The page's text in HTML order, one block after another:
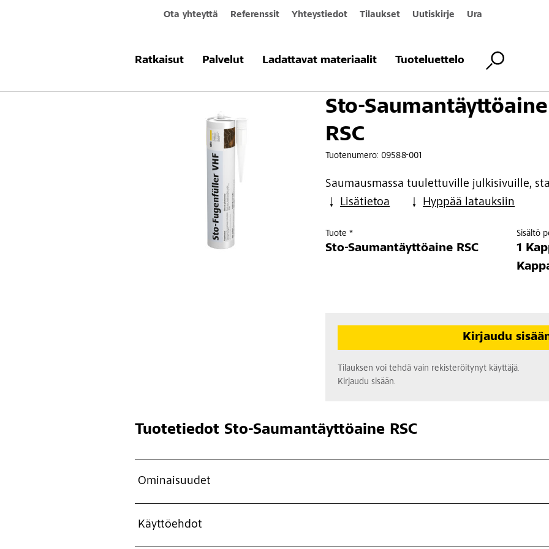
Ota yhteyttä Referenssit Yhteystiedot Tilaukset Uutiskirje Ura
Ratkaisut Palvelut Ladattavat materiaalit Tuoteluettelo
Tuotteet & järjestelmät Sto-Saumantäyttöaine RSC
Sto-Saumantäyttöaine
RSC
Tuotenumero: 09588-001
Saumausmassa tuulettuville julkisivuille,
Lisätietoa
Hyppää latauksiin
Tuote *
Sto-Saumantäyttöaine RSC
Sisältö
1
Kirjaudu
Tilauksen voi tehdä vain rekisteröitynyt käyttäjä.
Kirjaudu sisään.
Tuotetiedot Sto-Saumantäyttöaine RSC
Ominaisuudet
Käyttöehdot